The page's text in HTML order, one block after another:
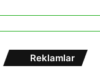
Reklamlar